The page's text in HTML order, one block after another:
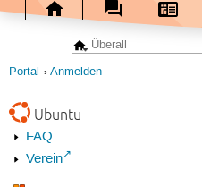
Portal Anmelden
Ubuntu
FAQ
Verein